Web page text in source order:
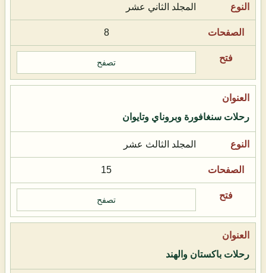
المجلد الثاني عشر
8
تصفح
رحلات سنغافورة وبروناي وتايوان
المجلد الثالث عشر
15
تصفح
رحلات باكستان والهند